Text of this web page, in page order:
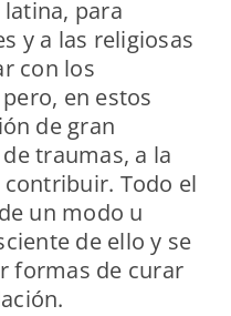
para
y a las religiosas
con los
en estos
de gran
traumas, a la
Todo el
un modo u
de ello y se
formas de curar